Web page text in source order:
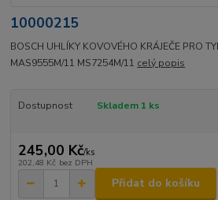
10000215
BOSCH UHLÍKY KOVOVÉHO KRÁJEČE PRO
MAS9555M/11 MS7254M/11 celý popis
Dostupnost Skladem 1 ks
245,00 Kč/ks
202,48 Kč bez DPH
Přidat do košíku